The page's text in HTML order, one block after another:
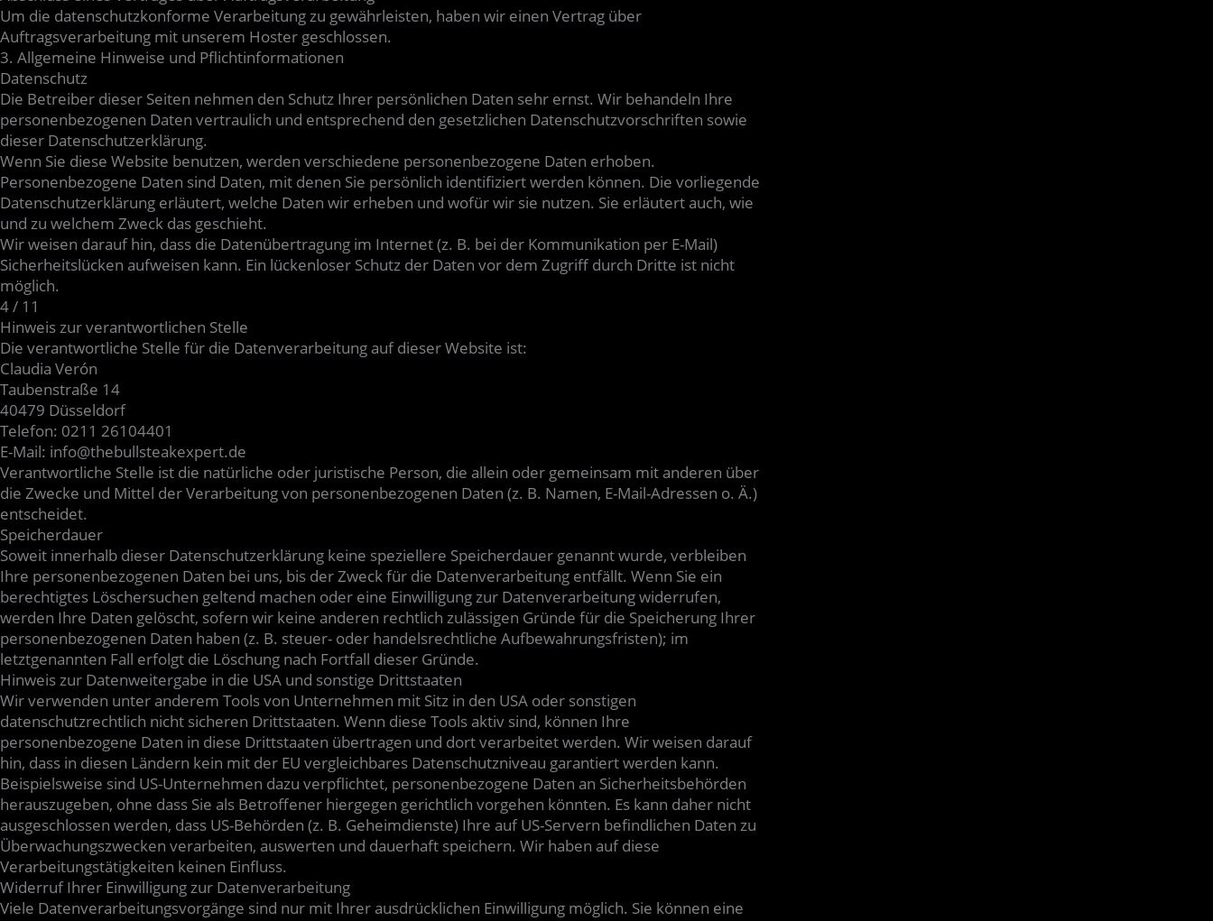
Um die datenschutzkonforme Verarbeitung zu gewährleisten, haben wir einen Vertrag über
Auftragsverarbeitung mit unserem Hoster geschlossen.
3. Allgemeine Hinweise und Pflichtinformationen
Datenschutz
Die Betreiber dieser Seiten nehmen den Schutz Ihrer persönlichen Daten sehr ernst. Wir behandeln Ihre
personenbezogenen Daten vertraulich und entsprechend den gesetzlichen Datenschutzvorschriften sowie
dieser Datenschutzerklärung.
Wenn Sie diese Website benutzen, werden verschiedene personenbezogene Daten erhoben.
Personenbezogene Daten sind Daten, mit denen Sie persönlich identifiziert werden können. Die vorliegende
Datenschutzerklärung erläutert, welche Daten wir erheben und wofür wir sie nutzen. Sie erläutert auch, wie
und zu welchem Zweck das geschieht.
Wir weisen darauf hin, dass die Datenübertragung im Internet (z. B. bei der Kommunikation per E-Mail)
Sicherheitslücken aufweisen kann. Ein lückenloser Schutz der Daten vor dem Zugriff durch Dritte ist nicht
möglich.
4 / 11
Hinweis zur verantwortlichen Stelle
Die verantwortliche Stelle für die Datenverarbeitung auf dieser Website ist:
Claudia Verón
Taubenstraße 14
40479 Düsseldorf
Telefon: 0211 26104401
E-Mail: info@thebullsteakexpert.de
Verantwortliche Stelle ist die natürliche oder juristische Person, die allein oder gemeinsam mit anderen über
die Zwecke und Mittel der Verarbeitung von personenbezogenen Daten (z. B. Namen, E-Mail-Adressen o. Ä.)
entscheidet.
Speicherdauer
Soweit innerhalb dieser Datenschutzerklärung keine speziellere Speicherdauer genannt wurde, verbleiben
Ihre personenbezogenen Daten bei uns, bis der Zweck für die Datenverarbeitung entfällt. Wenn Sie ein
berechtigtes Löschersuchen geltend machen oder eine Einwilligung zur Datenverarbeitung widerrufen,
werden Ihre Daten gelöscht, sofern wir keine anderen rechtlich zulässigen Gründe für die Speicherung Ihrer
personenbezogenen Daten haben (z. B. steuer- oder handelsrechtliche Aufbewahrungsfristen); im
letztgenannten Fall erfolgt die Löschung nach Fortfall dieser Gründe.
Hinweis zur Datenweitergabe in die USA und sonstige Drittstaaten
Wir verwenden unter anderem Tools von Unternehmen mit Sitz in den USA oder sonstigen
datenschutzrechtlich nicht sicheren Drittstaaten. Wenn diese Tools aktiv sind, können Ihre
personenbezogene Daten in diese Drittstaaten übertragen und dort verarbeitet werden. Wir weisen darauf
hin, dass in diesen Ländern kein mit der EU vergleichbares Datenschutzniveau garantiert werden kann.
Beispielsweise sind US-Unternehmen dazu verpflichtet, personenbezogene Daten an Sicherheitsbehörden
herauszugeben, ohne dass Sie als Betroffener hiergegen gerichtlich vorgehen könnten. Es kann daher nicht
ausgeschlossen werden, dass US-Behörden (z. B. Geheimdienste) Ihre auf US-Servern befindlichen Daten zu
Überwachungszwecken verarbeiten, auswerten und dauerhaft speichern. Wir haben auf diese
Verarbeitungstätigkeiten keinen Einfluss.
Widerruf Ihrer Einwilligung zur Datenverarbeitung
Viele Datenverarbeitungsvorgänge sind nur mit Ihrer ausdrücklichen Einwilligung möglich. Sie können eine